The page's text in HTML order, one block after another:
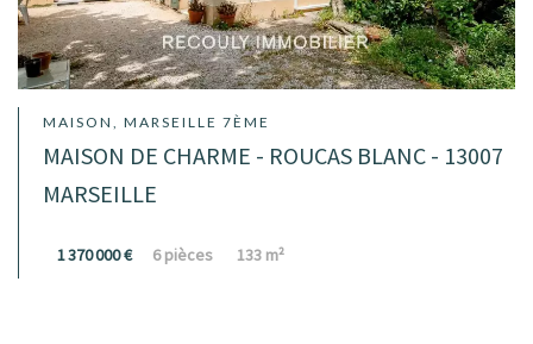
MAISON, MARSEILLE 7ÈME
MAISON DE CHARME - ROUCAS BLANC - 13007
MARSEILLE
1 370 000 € 6 pièces 133 m²